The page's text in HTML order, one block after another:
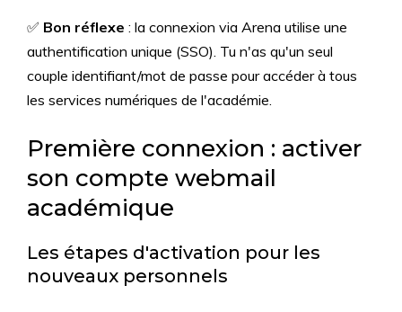
✅ Bon réflexe : la connexion via Arena utilise une
authentification unique (SSO). Tu n'as qu'un seul
couple identifiant/mot de passe pour accéder à tous
les services numériques de l'académie.
Première connexion : activer
son compte webmail
académique
Les étapes d'activation pour les
nouveaux personnels